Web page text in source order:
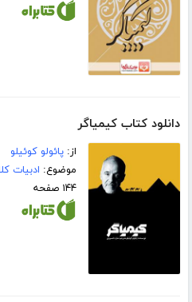
دانلود کتاب کیمیاگر
از:پائولو کوئیلو
موضوع: ادبیات
۱۴۴ صفحه